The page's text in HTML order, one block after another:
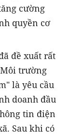
cường
quyền cơ
đề xuất rất
trường
là yêu cầu
doanh đầu
tin điện
Sau khi có